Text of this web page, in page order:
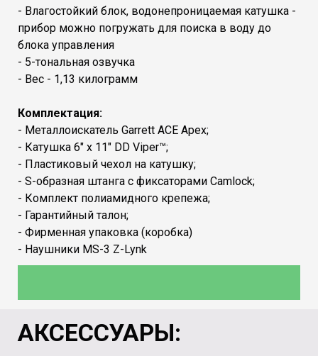
- Влагостойкий блок, водонепроницаемая катушка -
прибор можно погружать для поиска в воду до
блока управления
- 5-тональная озвучка
- Вес - 1,13 килограмм
Комплектация:
- Металлоискатель Garrett ACE Apex;
- Катушка 6" x 11" DD Viper™;
- Пластиковый чехол на катушку;
- S-образная штанга с фиксаторами Camlock;
- Комплект полиамидного крепежа;
- Гарантийный талон;
- Фирменная упаковка (коробка)
- Наушники MS-3 Z-Lynk
АКСЕССУАРЫ: